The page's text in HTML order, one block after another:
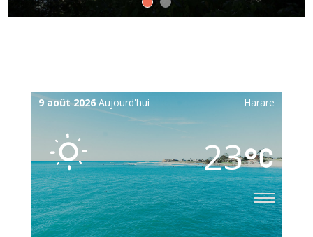
9 août 2026Aujourd'hui Harare
23